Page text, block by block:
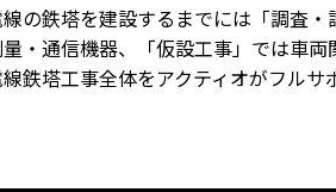
の鉄塔を建設するまでには「調査
・通信機器、「仮設工事」では車
鉄塔工事全体をアクティオがフルサ